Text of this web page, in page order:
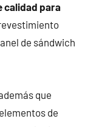
calidad para
de sándwich
que
de